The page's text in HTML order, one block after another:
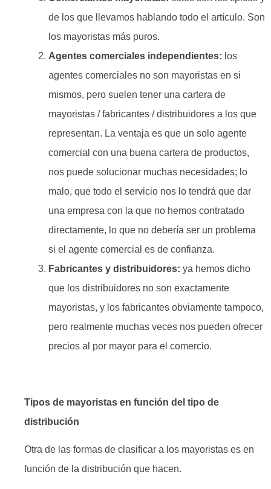
de los que llevamos hablando todo el artículo. Son
los mayoristas más puros.
Agentes comerciales independientes: los
agentes comerciales no son mayoristas en si
mismos, pero suelen tener una cartera de
mayoristas / fabricantes / distribuidores a los que
representan. La ventaja es que un solo agente
comercial con una buena cartera de productos,
nos puede solucionar muchas necesidades; lo
malo, que todo el servicio nos lo tendrá que dar
una empresa con la que no hemos contratado
directamente, lo que no debería ser un problema
si el agente comercial es de confianza.
Fabricantes y distribuidores: ya hemos dicho
que los distribuidores no son exactamente
mayoristas, y los fabricantes obviamente tampoco,
pero realmente muchas veces nos pueden ofrecer
precios al por mayor para el comercio.
Tipos de mayoristas en función del tipo de
distribución
Otra de las formas de clasificar a los mayoristas es en
función de la distribución que hacen.